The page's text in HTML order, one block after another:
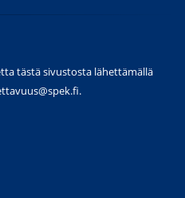
tästä sivustosta lähettämällä
.